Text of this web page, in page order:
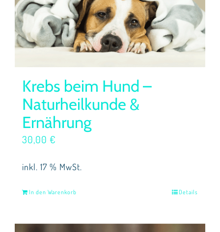
Krebs beim Hund –
Naturheilkunde &
Ernährung
30,00 €
inkl. 17 % MwSt.
In den Warenkorb Details